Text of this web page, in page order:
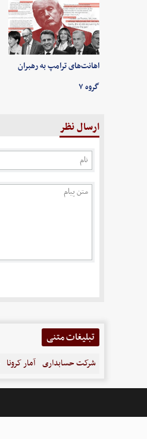
اهانت‌های ترامپ به رهبران
گروه ۷
ارسال نظر
تبلیغات متنی
شرکت حسابداری آمار کرونا